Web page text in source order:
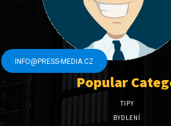
INFO@PRESS-MEDIA.CZ
Popular
TIPY
BYDLENÍ